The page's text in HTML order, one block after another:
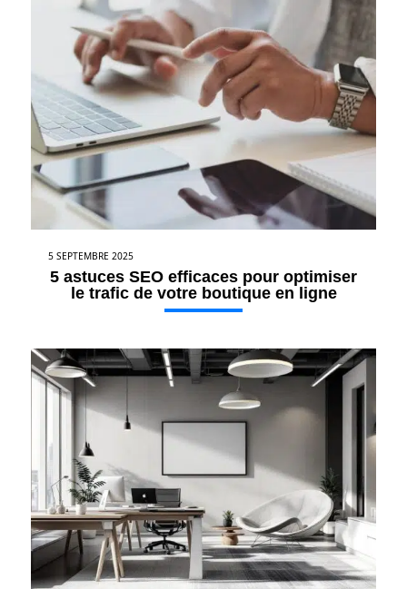
5 SEPTEMBRE 2025
5 astuces SEO efficaces pour optimiser
le trafic de votre boutique en ligne